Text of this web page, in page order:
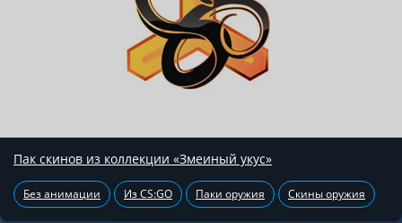
Пак скинов из коллекции «Змеиный укус»
Без анимации Из CS:GO Паки оружия Скины оружия